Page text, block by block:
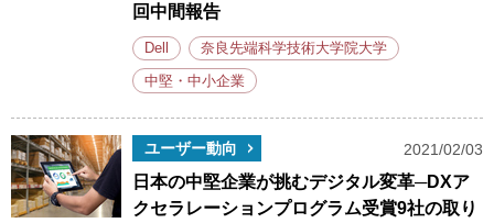
回中間報告
Dell 奈良先端科学技術大学院大学
中堅・中小企業
ユーザー動向 2021/02/03
日本の中堅企業が挑むデジタル変革─DXア
クセラレーションプログラム受賞9社の取り